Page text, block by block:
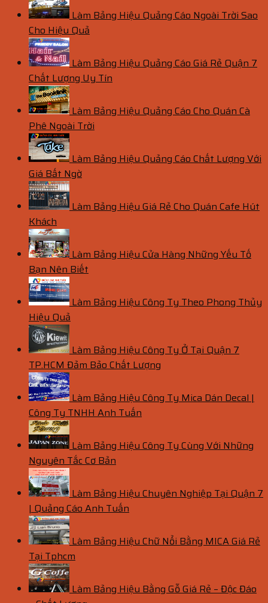
Làm Bảng Hiệu Quảng Cáo Ngoài Trời Sao
Cho Hiệu Quả
Làm Bảng Hiệu Quảng Cáo Giá Rẻ Quận 7
Chất Lượng Uy Tín
Làm Bảng Hiệu Quảng Cáo Cho Quán Cà
Phê Ngoài Trời
Làm Bảng Hiệu Quảng Cáo Chất Lượng Với
Giá Bất Ngờ
Làm Bảng Hiệu Giá Rẻ Cho Quán Cafe Hút
Khách
Làm Bảng Hiệu Cửa Hàng Những Yếu Tố
Bạn Nên Biết
Làm Bảng Hiệu Công Ty Theo Phong Thủy
Hiệu Quả
Làm Bảng Hiệu Công Ty Ở Tại Quận 7
TP.HCM Đảm Bảo Chất Lượng
Làm Bảng Hiệu Công Ty Mica Dán Decal |
Công Ty TNHH Anh Tuấn
Làm Bảng Hiệu Công Ty Cùng Với Những
Nguyên Tắc Cơ Bản
Làm Bảng Hiệu Chuyên Nghiệp Tại Quận 7
| Quảng Cáo Anh Tuấn
Làm Bảng Hiệu Chữ Nổi Bằng MICA Giá Rẻ
Tại Tphcm
Làm Bảng Hiệu Bằng Gỗ Giá Rẻ – Độc Đáo